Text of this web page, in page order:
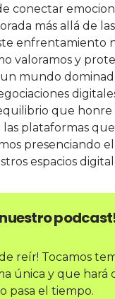
conectar
más allá de
enfrentamiento
valoramos y
mundo
que honre
las plataformas
presenciando
espacios
nuestro
reír! Tocamos
única y que hará
pasa el tiempo.